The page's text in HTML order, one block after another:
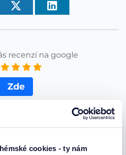
cookies - ty nám
recenzí na google
Zde